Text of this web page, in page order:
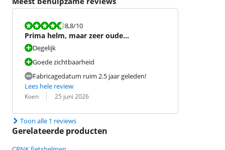
Beoordeling is 8,8 van de 10.
8,8/10
Prima helm, maar zeer oude
productiedatum
Degelijk
Goede zichtbaarheid
Fabricagedatum ruim 2.5 jaar geleden!
Lees hele review
Beoordeling door:
Koen
Datum: 25 juni 2026
Toon alle 1 reviews
Gerelateerde producten